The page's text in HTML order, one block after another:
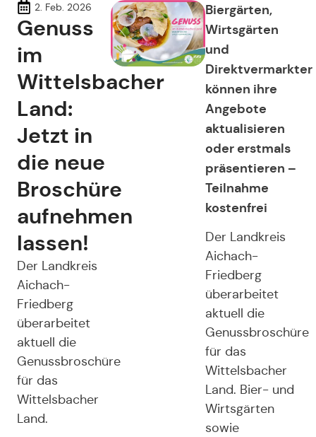
2. Feb. 2026
Genuss
im
Wittelsbacher
Land:
Jetzt in
die neue
Broschüre
aufnehmen
lassen!
Der Landkreis
Aichach-
Friedberg
überarbeitet
aktuell die
Genussbroschüre
für das
Wittelsbacher
Land.
Biergärten,
Wirtsgärten
und
Direktvermarkter
können ihre
Angebote
aktualisieren
oder erstmals
präsentieren –
Teilnahme
kostenfrei
Der Landkreis
Aichach-
Friedberg
überarbeitet
aktuell die
Genussbroschüre
für das
Wittelsbacher
Land. Bier- und
Wirtsgärten
sowie